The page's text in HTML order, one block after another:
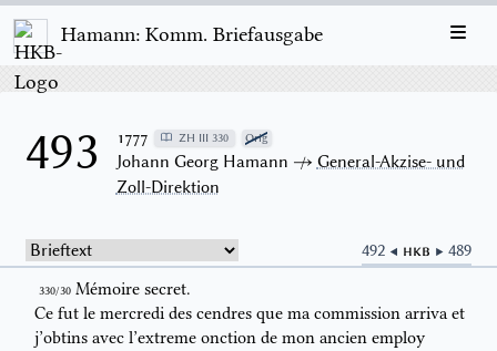
Hamann: Komm. Briefausgabe
493 1777 ZH III 330 Orig
Johann Georg Hamann ↛ General-Akzise- und
Zoll-Direktion
492 ◀ HKB ▶ 489
330/30 Mémoire secret.
Ce fut le mercredi des cendres que ma commission arriva et
j’obtins avec l’extreme onction de mon ancien employ